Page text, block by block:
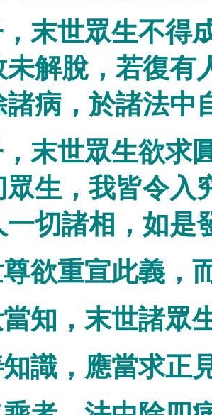
末世眾生不得
解脫，若復有
病，於諸法中
末世眾生欲求
眾生，我皆令入
一切諸相，如是
欲重宣此義，
知，末世諸眾
識，應當求正